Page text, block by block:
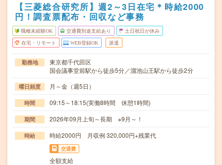
【三菱総合研究所】週2～3日在宅＊時給2000
円！調査票配布・回収など事務
職種未経験OK 交通費別途支給あり 土日祝日が休み
在宅・リモート WEB登録OK 派遣
勤務地
東京都千代田区
国会議事堂前駅から徒歩5分／溜池山王駅から徒歩2分
曜日頻度 月～金（週5日）
時間 09:15～18:15(実働8時間 休憩1時間)
期間 2026年09月上旬～長期 ※9月～！
時給 時給2000円 月収例 320,000円+残業代
交通費
全額支給